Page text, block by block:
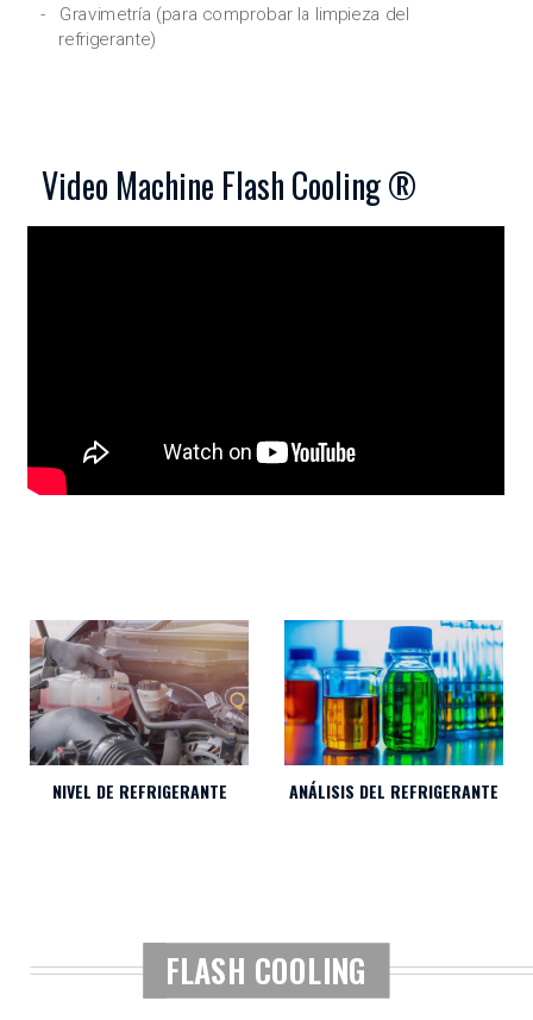
Gravimetría (para comprobar la limpieza del
refrigerante)
Video Machine Flash Cooling ®
NIVEL DE REFRIGERANTE ANÁLISIS DEL REFRIGERANTE
FLASH COOLING